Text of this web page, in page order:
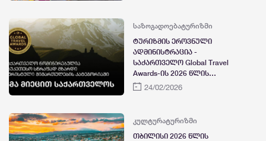
საზოგადოებატურიზმი
ტურიზმის ეროვნული
ადმინისტრაცია -
საქართველო Global Travel
Awards-ის 2026 წლის
ნომინანტია
24/02/2026
კულტურატურიზმი
თბილისი 2026 წლის